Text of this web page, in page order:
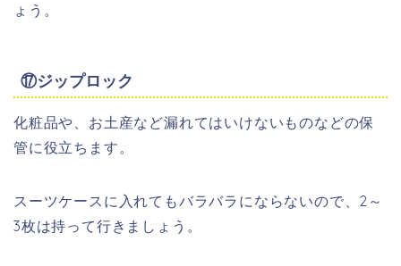
ょう。
⑰ジップロック
化粧品や、お土産など漏れてはいけないものなどの保
管に役立ちます。
スーツケースに入れてもバラバラにならないので、2～
3枚は持って行きましょう。